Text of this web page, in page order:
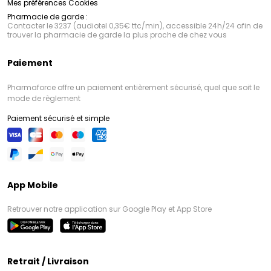
Mes préférences Cookies
Pharmacie de garde :
Contacter le 3237 (audiotel 0,35€ ttc/min), accessible 24h/24 afin de
trouver la pharmacie de garde la plus proche de chez vous
Paiement
Pharmaforce offre un paiement entièrement sécurisé, quel que soit le
mode de règlement
Paiement sécurisé et simple
App Mobile
Retrouver notre application sur Google Play et App Store
Retrait / Livraison